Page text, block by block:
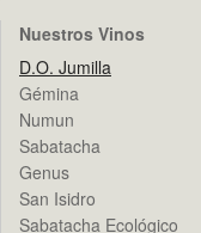
Nuestros Vinos
D.O. Jumilla
Gémina
Numun
Sabatacha
Genus
San Isidro
Sabatacha Ecológico